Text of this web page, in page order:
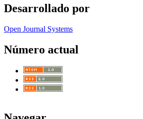
Desarrollado por
Open Journal Systems
Número actual